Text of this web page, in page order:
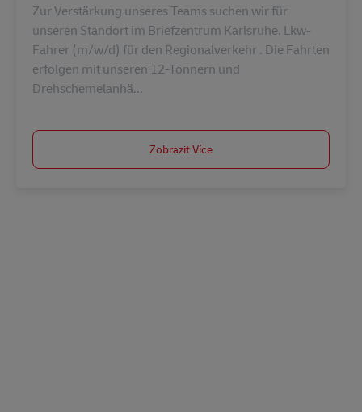
Zur Verstärkung unseres Teams suchen wir für
unseren Standort im Briefzentrum Karlsruhe. Lkw-
Fahrer (m/w/d) für den Regionalverkehr . Die Fahrten
erfolgen mit unseren 12-Tonnern und
Drehschemelanhä...
Zobrazit Více